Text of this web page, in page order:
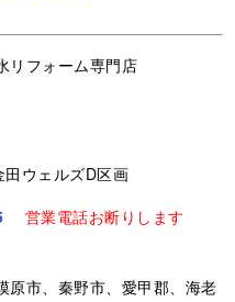
リフォーム専門店
ウェルズD区画
営業電話お断りします
原市、秦野市、愛甲郡、海老